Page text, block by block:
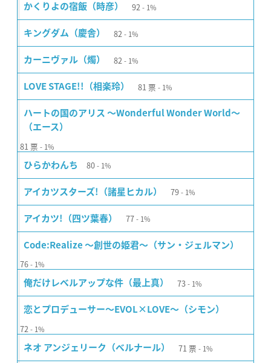
かくりよの宿飯（時彦） 92 1%
キングダム（慶舎） 82 1%
カーニヴァル（燭） 82 1%
LOVE STAGE!!（相楽玲） 81 票 1%
ハートの国のアリス 〜Wonderful Wonder World〜
（エース）
81 票 1%
ひらかわんち 80 1%
アイカツスターズ!（諸星ヒカル） 79 1%
アイカツ!（四ツ葉春） 77 1%
Code:Realize 〜創世の姫君〜（サン・ジェルマン）
76 1%
俺だけレベルアップな件（最上真） 73 1%
恋とプロデューサー〜EVOL×LOVE〜（シモン）
72 1%
ネオ アンジェリーク（ベルナール） 71 票 1%